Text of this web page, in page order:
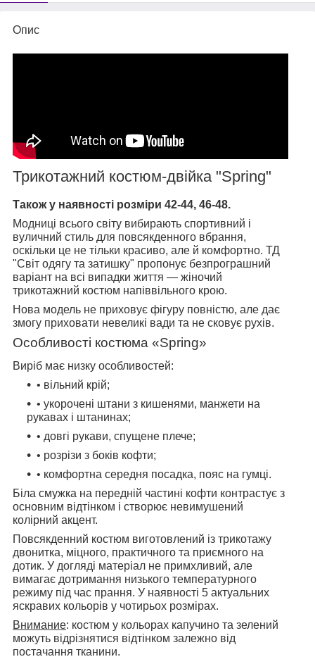
Опис
Трикотажний костюм-двійка "Spring"
Також у наявності розміри 42-44, 46-48.
Модниці всього світу вибирають спортивний і
вуличний стиль для повсякденного вбрання,
оскільки це не тільки красиво, але й комфортно. ТД
"Світ одягу та затишку" пропонує безпрограшний
варіант на всі випадки життя — жіночий
трикотажний костюм напіввільного крою.
Нова модель не приховує фігуру повністю, але дає
змогу приховати невеликі вади та не сковує рухів.
Особливості костюма «Spring»
Виріб має низку особливостей:
• вільний крій;
• укорочені штани з кишенями, манжети на
рукавах і штанинах;
• довгі рукави, спущене плече;
• розрізи з боків кофти;
• комфортна середня посадка, пояс на гумці.
Біла смужка на передній частині кофти контрастує з
основним відтінком і створює невимушений
колірний акцент.
Повсякденний костюм виготовлений із трикотажу
двонитка, міцного, практичного та приємного на
дотик. У догляді матеріал не примхливий, але
вимагає дотримання низького температурного
режиму під час прання. У наявності 5 актуальних
яскравих кольорів у чотирьох розмірах.
Внимание: костюм у кольорах капучино та зелений
можуть відрізнятися відтінком залежно від
постачання тканини.